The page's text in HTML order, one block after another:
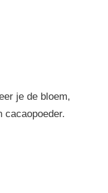
je de bloem,
cacaopoeder.